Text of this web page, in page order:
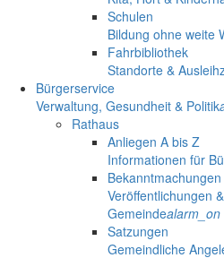
Schulen
Bildung ohne weite
Fahrbibliothek
Standorte &
Bürgerservice
Verwaltung, Gesundheit & Politik
Rathaus
Anliegen A bis Z
Informationen für
Bekanntmachungen
Veröffentlichungen
Gemeindealarm_on
Satzungen
Gemeindliche